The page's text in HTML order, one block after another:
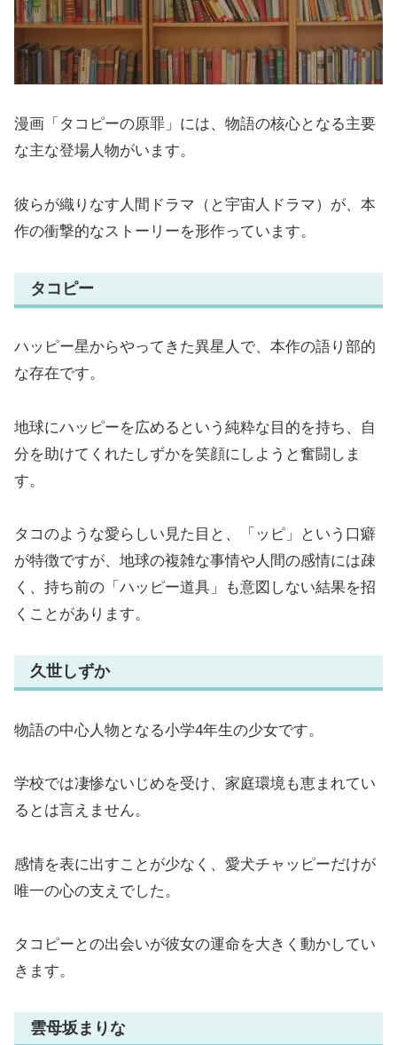
漫画「タコピーの原罪」には、物語の核心となる主要
な主な登場人物がいます。
彼らが織りなす人間ドラマ（と宇宙人ドラマ）が、本
作の衝撃的なストーリーを形作っています。
タコピー
ハッピー星からやってきた異星人で、本作の語り部的
な存在です。
地球にハッピーを広めるという純粋な目的を持ち、自
分を助けてくれたしずかを笑顔にしようと奮闘しま
す。
タコのような愛らしい見た目と、「ッピ」という口癖
が特徴ですが、地球の複雑な事情や人間の感情には疎
く、持ち前の「ハッピー道具」も意図しない結果を招
くことがあります。
久世しずか
物語の中心人物となる小学4年生の少女です。
学校では凄惨ないじめを受け、家庭環境も恵まれてい
るとは言えません。
感情を表に出すことが少なく、愛犬チャッピーだけが
唯一の心の支えでした。
タコピーとの出会いが彼女の運命を大きく動かしてい
きます。
雲母坂まりな